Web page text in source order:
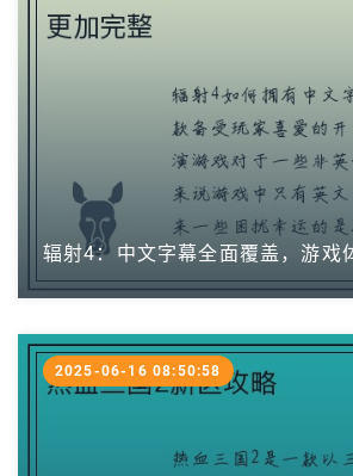
辐射4：中文字幕全面覆盖，游戏
2025-06-16 08:50:58